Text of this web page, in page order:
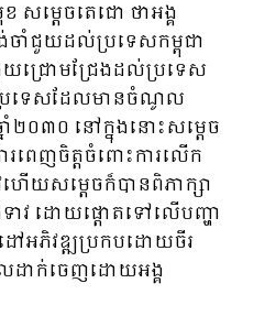
សម្ដេចតេជោ ថាអង្គ
ចាំជួយដល់ប្រទេសកម្ពុជា
យជ្រោមជ្រែងដល់ប្រទេស
ប្រទេសដែលមានចំណូល
ាំ២០៣០ នៅក្នុងនោះសម្ដេច
រពេញចិត្តចំពោះការលើក
យសម្ដេចក៏បានពិភាក្សា
វ ដោយផ្ដោតទៅលើបញ្ហា
អភិវឌ្ឍប្រកបដោយចីរ
លដាក់ចេញដោយអង្គ